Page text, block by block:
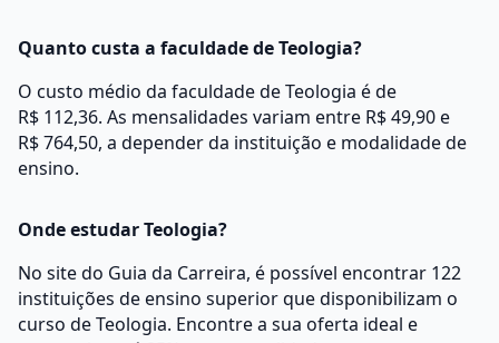
Quanto custa a faculdade de Teologia?
O custo médio da faculdade de Teologia é de
R$ 112,36. As mensalidades variam entre R$ 49,90 e
R$ 764,50, a depender da instituição e modalidade de
ensino.
Onde estudar Teologia?
No site do Guia da Carreira, é possível encontrar 122
instituições de ensino superior que disponibilizam o
curso de Teologia. Encontre a sua oferta ideal e